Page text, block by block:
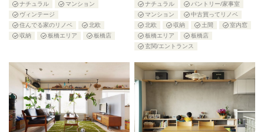
ナチュラル
マンション
ヴィンテージ
住んでる家のリノベ
北欧
収納
板橋エリア 板橋店
ナチュラル
パントリー/家事室
マンション
中古買ってリノベ
北欧
収納 土間
室内窓
板橋エリア
板橋店
玄関/エントランス